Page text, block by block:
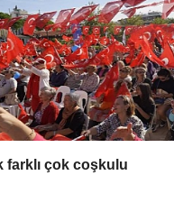
farklı çok coşkulu